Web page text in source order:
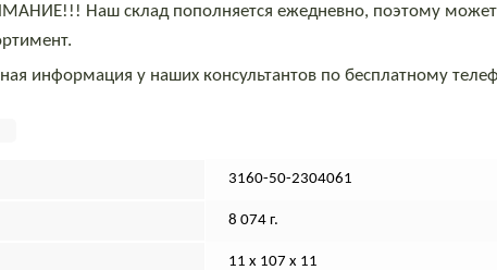
Наш склад пополняется ежедневно, поэтому может
информация у наших консультантов по бесплатному
3160-50-2304061
8 074 г.
11 х 107 х 11